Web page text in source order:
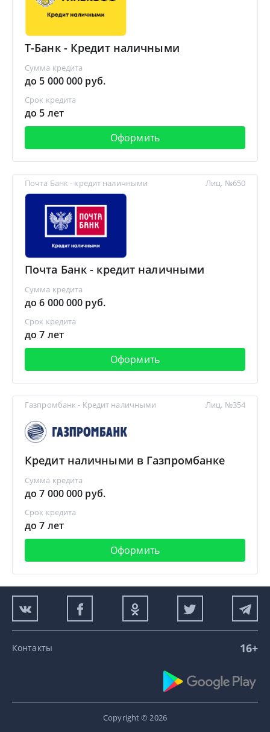
Т-Банк - Кредит наличными
Сумма кредита
до 5 000 000 руб.
Срок кредита
до 5 лет
Оформить
Почта Банк - кредит наличными
Почта Банк - кредит наличными
Сумма кредита
до 6 000 000 руб.
Срок кредита
до 7 лет
Оформить
Лиц. №650
Газпромбанк - Кредит наличными
Кредит наличными в Газпромбанке
Сумма кредита
до 7 000 000 руб.
Срок кредита
до 7 лет
Оформить
Лиц. №354
Контакты 16+
Copyright © 2026